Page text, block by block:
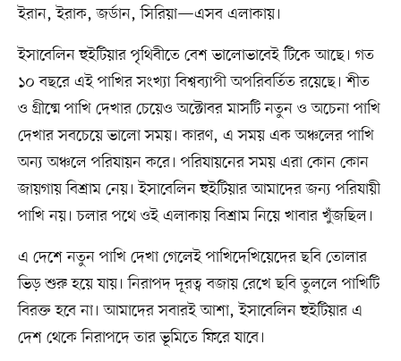
ইরান, ইরাক, জর্ডান, সিরিয়া—এসব এলাকায়।
ইসাবেলিন হুইটিয়ার পৃথিবীতে বেশ ভালোভাবেই টিকে আছে। গত
১০ বছরে এই পাখির সংখ্যা বিশ্বব্যাপী অপরিবর্তিত রয়েছে। শীত
ও গ্রীষ্মে পাখি দেখার চেয়েও অক্টোবর মাসটি নতুন ও অচেনা পাখি
দেখার সবচেয়ে ভালো সময়। কারণ, এ সময় এক অঞ্চলের পাখি
অন্য অঞ্চলে পরিযায়ন করে। পরিযায়নের সময় এরা কোন কোন
জায়গায় বিশ্রাম নেয়। ইসাবেলিন হুইটিয়ার আমাদের জন্য পরিযায়ী
পাখি নয়। চলার পথে ওই এলাকায় বিশ্রাম নিয়ে খাবার খুঁজছিল।
এ দেশে নতুন পাখি দেখা গেলেই পাখিদেখিয়েদের ছবি তোলার
ভিড় শুরু হয়ে যায়। নিরাপদ দূরত্ব বজায় রেখে ছবি তুললে পাখিটি
বিরক্ত হবে না। আমাদের সবারই আশা, ইসাবেলিন হুইটিয়ার এ
দেশ থেকে নিরাপদে তার ভূমিতে ফিরে যাবে।